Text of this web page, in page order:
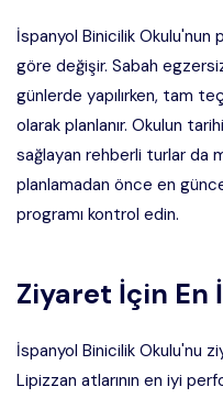
İspanyol Binicilik Okulu'nun
göre değişir. Sabah
günlerde yapılırken, tam
olarak planlanır. Okulun
sağlayan rehberli turlar da
planlamadan önce en
programı kontrol edin.
Ziyaret İçin En
İspanyol Binicilik Okulu'nu
Lipizzan atlarının en iyi